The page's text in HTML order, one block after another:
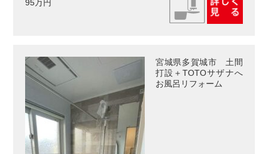
95万円
宮城県多賀城市 土間
打設＋TOTOサザナへ
お風呂リフォーム